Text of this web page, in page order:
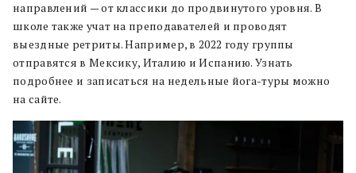
направлений — от классики до продвинутого уровня. В
школе также учат на преподавателей и проводят
выездные ретриты. Например, в 2022 году группы
отправятся в Мексику, Италию и Испанию. Узнать
подробнее и записаться на недельные йога-туры можно
на сайте.